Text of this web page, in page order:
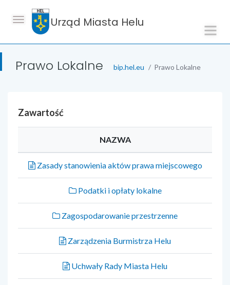
Urząd Miasta Helu
Prawo Lokalne bip.hel.eu Prawo Lokalne
Zawartość
NAZWA
Zasady stanowienia aktów prawa miejscowego
Podatki i opłaty lokalne
Zagospodarowanie przestrzenne
Zarządzenia Burmistrza Helu
Uchwały Rady Miasta Helu